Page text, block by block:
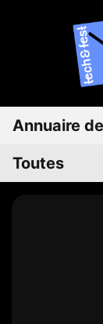
Annuaire
Toutes